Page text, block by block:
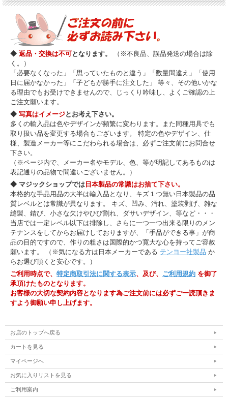
◆ 返品・交換は不可となります。
（※不良品、誤品発送の場合は除
く。）
「必要なくなった」「思っていたものと違う」「数量間違え」「使用
日に届かなかった」「子どもが勝手に注文した」 等々、その他いかな
る理由でもお受けできませんので、じっくり吟味し、よくご確認の上
ご注文願います。
◆ 写真はイメージとお考え下さい。
多くの輸入品は色やデザインが頻繁に変わります。また同種用具でも
取り扱い品を変更する場合もございます。 特定の色やデザイン、仕
様、製造メーカー等にこだわられる場合は、必ずご注文前にお問合せ
下さい。
（※ページ内で、メーカー名やモデル、色、等が明記してあるものは
表記通りの品物で間違いございません。）
◆ マジックショップでは 日本製品の常識はお捨て下さい。
本格的な手品用品の大半は輸入品となり、キズ１つ無い日本製品の品
質レベルとは常識が異なります。 キズ、凹み、汚れ、塗装剥げ、雑な
縫製、錆び、小さな欠けやひび割れ、ダサいデザイン、等など・・・
当店では一定レベル以下は排除し、さらに一つ一つ出来る限りのメン
テナンスをしてからお届けしておりますが、「手品ができる事」が商
品の目的ですので、作りの粗さは国際的かつ寛大な心を持ってご容赦
願います。 （※気になる方は日本メーカーである テンヨー社製品 か
らお選び頂くと安心です。）
ご利用時点で、 特定商取引法に関する表示、及び、 ご利用規約 を御了
承頂けたものとなります。
お客様の大切な契約内容となります為ご注文前には必ずご一読頂きま
すよう御願い申し上げます。
お店のトップへ戻る
カートを見る
マイページへ
お気に入りリストを見る
ご利用案内